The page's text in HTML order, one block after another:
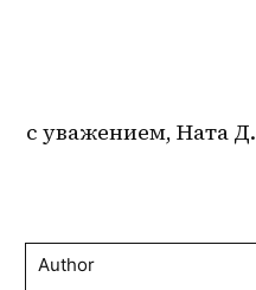
с уважением, Ната Д.
Author